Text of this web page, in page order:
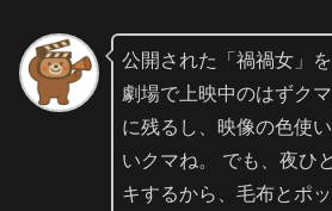
公開された「禍禍女」
劇場で上映中のはずク
に残るし、映像の色使
いクマね。 でも、夜ひ
キするから、毛布とポ